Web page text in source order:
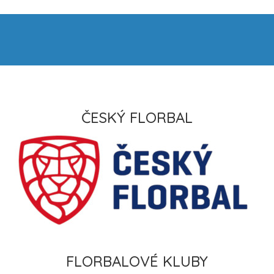
ČESKÝ FLORBAL
FLORBALOVÉ KLUBY